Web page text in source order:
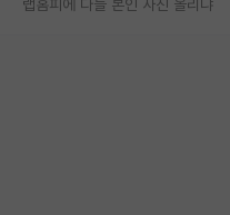
랩홈피에 다들 본인 사진 올리냐